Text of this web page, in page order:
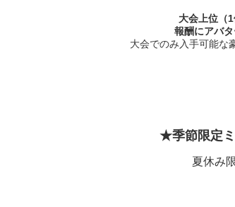
大会上位（
報酬にアバ
大会でのみ入手可能な
★季節限定
夏休み